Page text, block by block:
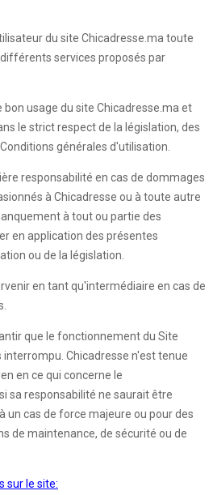
du site Chicadresse.ma toute
services proposés par
usage du site Chicadresse.ma et
le strict respect de la législation, des
générales d'utilisation.
responsabilité en cas de dommages
à Chicadresse ou à toute autre
à tout ou partie des
en application des présentes
ou de la législation.
en tant qu'intermédiaire en cas de
que le fonctionnement du Site
Chicadresse n'est tenue
en ce qui concerne le
sa responsabilité ne saurait être
un cas de force majeure ou pour des
de maintenance, de sécurité ou de
sur le site: